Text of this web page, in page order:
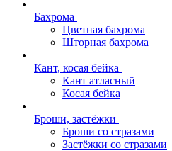
Бахрома
Цветная бахрома
Шторная бахрома
Кант, косая бейка
Кант атласный
Косая бейка
Броши, застёжки
Броши со стразами
Застёжки со стразами